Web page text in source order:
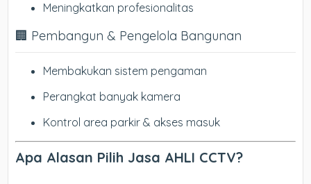
Meningkatkan profesionalitas
🏢 Pembangun & Pengelola Bangunan
Membakukan sistem pengaman
Perangkat banyak kamera
Kontrol area parkir & akses masuk
Apa Alasan Pilih Jasa AHLI CCTV?